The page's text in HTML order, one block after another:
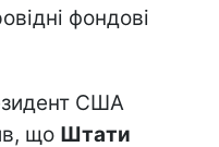
фондові
США
що Штати